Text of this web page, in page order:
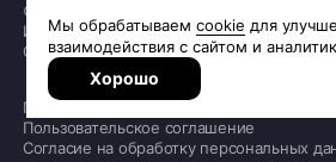
© 2026 «Шинное бюро Шлепакова»
Интернет-магазин шин и дисков
Сделано вR.class
Политика обработки персональных
Пользовательское соглашение
Согласие на обработку персональных